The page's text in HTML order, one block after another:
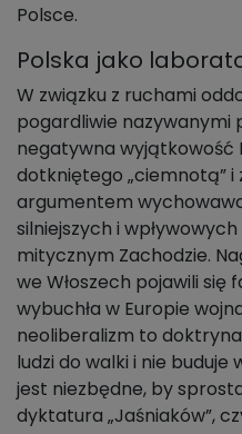
Polsce.
Polska jako
W związku z ruchami
pogardliwie nazywanymi
negatywna wyjątkowość
dotkniętego „ciemnotą”
argumentem
silniejszych i
mitycznym Zachodzie.
we Włoszech pojawili się
wybuchła w Europie
neoliberalizm to
ludzi do walki i nie
jest niezbędne, by
dyktatura „Jaśniaków”,